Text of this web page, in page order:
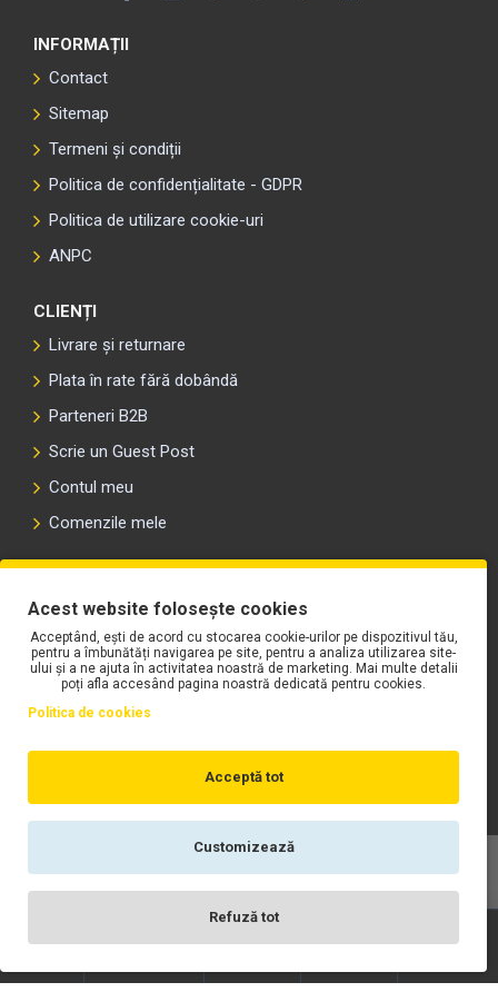
INFORMAȚII
Contact
Sitemap
Termeni și condiții
Politica de confidențialitate - GDPR
Politica de utilizare cookie-uri
ANPC
CLIENȚI
Livrare și returnare
Plata în rate fără dobândă
Parteneri B2B
Scrie un Guest Post
Contul meu
Comenzile mele
Copyright © WORK Motors
Acest website folosește cookies
Acceptând, ești de acord cu stocarea cookie-urilor pe dispozitivul tău,
pentru a îmbunătăți navigarea pe site, pentru a analiza utilizarea site-
ului și a ne ajuta în activitatea noastră de marketing. Mai multe detalii
poți afla accesând pagina noastră dedicată pentru cookies.
Politica de cookies
Acceptă tot
Customizează
Refuză tot